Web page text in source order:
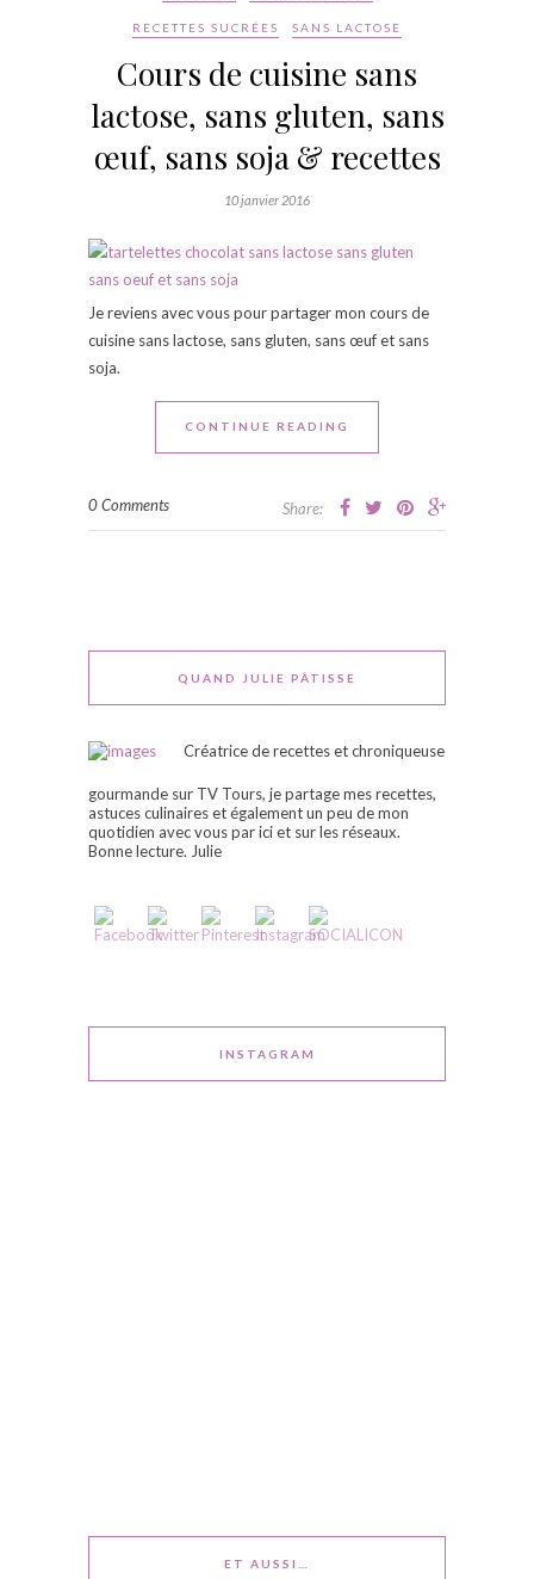
RECETTES SUCRÉES SANS LACTOSE
Cours de cuisine sans
lactose, sans gluten, sans
œuf, sans soja & recettes
10 janvier 2016
Je reviens avec vous pour partager mon cours de
cuisine sans lactose, sans gluten, sans œuf et sans
soja.
CONTINUE READING
0 Comments Share:
QUAND JULIE PÂTISSE
Créatrice de recettes et chroniqueuse
gourmande sur TV Tours, je partage mes recettes,
astuces culinaires et également un peu de mon
quotidien avec vous par ici et sur les réseaux.
Bonne lecture. Julie
INSTAGRAM
ET AUSSI…